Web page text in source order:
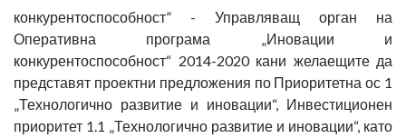
конкурентоспособност” - Управляващ орган на
Оперативна програма „Иновации и
конкурентоспособност“ 2014-2020 кани желаещите да
представят проектни предложения по Приоритетна ос 1
„Технологично развитие и иновации“, Инвестиционен
приоритет 1.1 „Технологично развитие и иновации“, като